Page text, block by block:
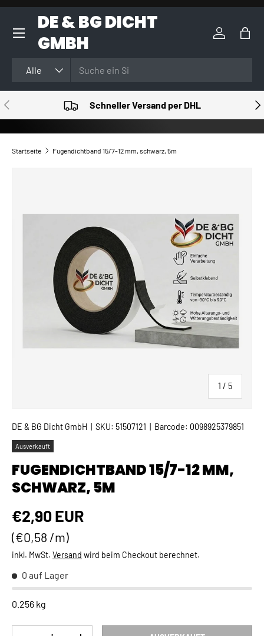
DIREKT ZUM INHALT
DE & BG DICHT
GMBH
Alle
Einloggen
VORHERIGE Schneller Versand per DHL
Startseite Fugendichtband 15/7-12 mm, schwarz, 5m
1 / von
5
DE & BG Dicht GmbH SKU: 51507121 Barcode: 0098925379851
Ausverkauft
FUGENDICHTBAND 15/7-12 MM,
SCHWARZ, 5M
Normaler Preis
€2,90 EUR
Grundpreis
€0,58 /m
inkl. MwSt. Versand wird beim Checkout berechnet.
0 auf Lager
0.256 kg